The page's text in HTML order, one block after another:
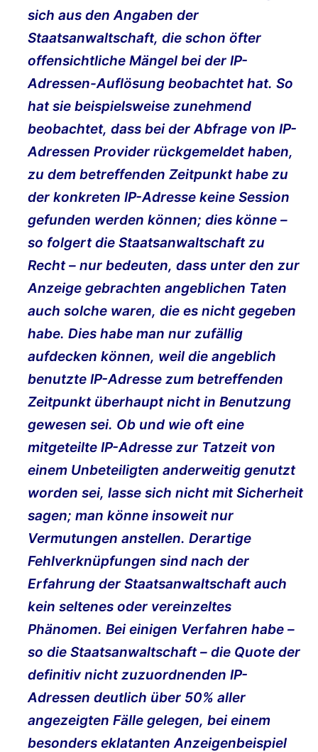
sich aus den Angaben der
Staatsanwaltschaft, die schon öfter
offensichtliche Mängel bei der IP-
Adressen-Auflösung beobachtet hat. So
hat sie beispielsweise zunehmend
beobachtet, dass bei der Abfrage von IP-
Adressen Provider rückgemeldet haben,
zu dem betreffenden Zeitpunkt habe zu
der konkreten IP-Adresse keine Session
gefunden werden können; dies könne –
so folgert die Staatsanwaltschaft zu
Recht – nur bedeuten, dass unter den zur
Anzeige gebrachten angeblichen Taten
auch solche waren, die es nicht gegeben
habe. Dies habe man nur zufällig
aufdecken können, weil die angeblich
benutzte IP-Adresse zum betreffenden
Zeitpunkt überhaupt nicht in Benutzung
gewesen sei. Ob und wie oft eine
mitgeteilte IP-Adresse zur Tatzeit von
einem Unbeteiligten anderweitig genutzt
worden sei, lasse sich nicht mit Sicherheit
sagen; man könne insoweit nur
Vermutungen anstellen. Derartige
Fehlverknüpfungen sind nach der
Erfahrung der Staatsanwaltschaft auch
kein seltenes oder vereinzeltes
Phänomen. Bei einigen Verfahren habe –
so die Staatsanwaltschaft – die Quote der
definitiv nicht zuzuordnenden IP-
Adressen deutlich über 50% aller
angezeigten Fälle gelegen, bei einem
besonders eklatanten Anzeigenbeispiel